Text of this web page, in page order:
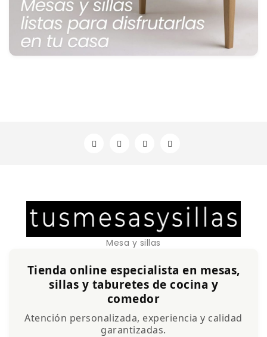
Mesa y sillas
Tienda online especialista en mesas,
sillas y taburetes de cocina y
comedor
Atención personalizada, experiencia y calidad
garantizadas.